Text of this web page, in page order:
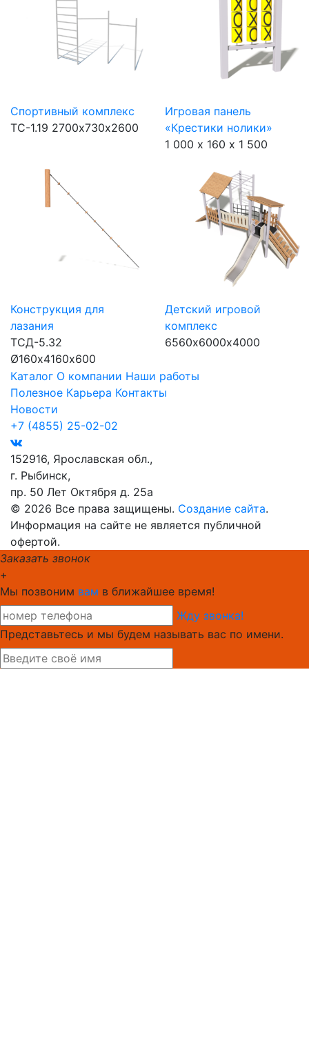
Спортивный комплекс
ТС-1.19 2700х730х2600
Игровая панель
«Крестики нолики»
1 000 х 160 х 1 500
Конструкция для
лазания
ТСД-5.32
Ø160х4160х600
Детский игровой
комплекс
6560х6000х4000
Каталог О компании Наши работы
Полезное Карьера Контакты
Новости
+7 (4855) 25-02-02
152916, Ярославская обл.,
г. Рыбинск,
пр. 50 Лет Октября д. 25а
© 2026 Все права защищены. Создание сайта.
Информация на сайте не является публичной
офертой.
Заказать звонок
+
Мы позвоним вам в ближайшее время!
Жду звонка!
Представьтесь и мы будем называть вас по имени.